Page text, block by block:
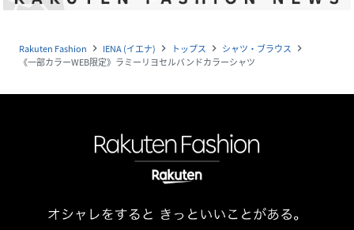
Rakuten Fashion navigate_next IENA (イエナ) navigate_next トップス navigate_next シャツ・ブラウス navigate_next
《一部カラーWEB限定》ラミーリヨセルバンドカラーシャツ